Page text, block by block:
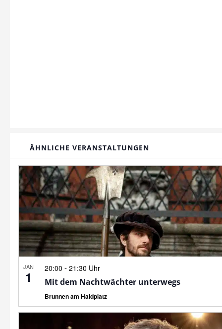
ÄHNLICHE VERANSTALTUNGEN
JAN
1
20:00 - 21:30 Uhr
Mit dem Nachtwächter unterwegs
Brunnen am Haidplatz